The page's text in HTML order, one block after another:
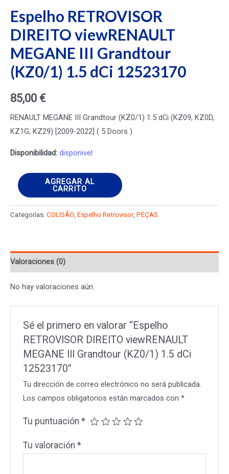
Espelho RETROVISOR
DIREITO viewRENAULT
MEGANE III Grandtour
(KZ0/1) 1.5 dCi 12523170
85,00 €
RENAULT MEGANE III Grandtour (KZ0/1) 1.5 dCi (KZ09, KZ0D,
KZ1G, KZ29) [2009-2022] ( 5 Doors )
Disponibilidad: disponivel
Espelho
RETROVISOR
DIREITO
viewRENAULT
Grandtour
1.5
dCi
cantidad
AGREGAR AL
CARRITO
Categorías: COLISÃO, Espelho Retrovisor, PEÇAS
Valoraciones (0)
No hay valoraciones aún.
Sé el primero en valorar “Espelho
RETROVISOR DIREITO viewRENAULT
MEGANE III Grandtour (KZ0/1) 1.5 dCi
12523170”
Tu dirección de correo electrónico no será publicada.
Los campos obligatorios están marcados con*
Tu puntuación*
Tu valoración*